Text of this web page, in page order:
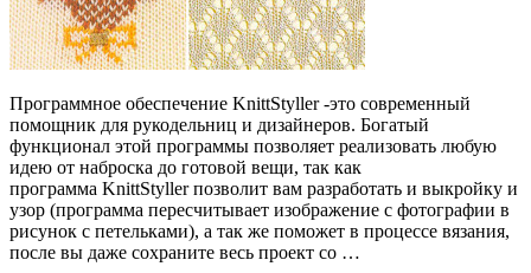
Программное обеспечение KnittStyller -это современный
помощник для рукодельниц и дизайнеров. Богатый
функционал этой программы позволяет реализовать любую
идею от наброска до готовой вещи, так как
программа KnittStyller позволит вам разработать и выкройку и
узор (программа пересчитывает изображение с фотографии в
рисунок с петельками), а так же поможет в процессе вязания,
после вы даже сохраните весь проект со …